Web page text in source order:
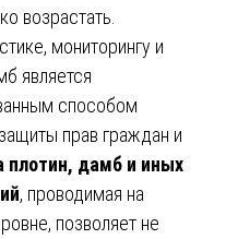
возрастать.
мониторингу и
является
способом
прав граждан и
плотин, дамб и иных
, проводимая на
позволяет не